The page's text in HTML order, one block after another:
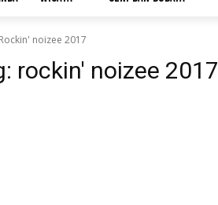
Rockin' noizee 2017
rockin' noizee 2017